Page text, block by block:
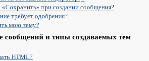
«Сохранить» при создании сообщения?
требует одобрения?
мою тему?
сообщений и типы создаваемых тем
HTML?